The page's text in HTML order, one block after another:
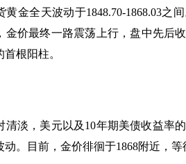
黄金全天波动于1848.70-1868.03之
金价最终一路震荡上行，盘中先后
根阳柱。
清淡，美元以及 10年期美债收益率
动。目前，金价徘徊于1868附近，等